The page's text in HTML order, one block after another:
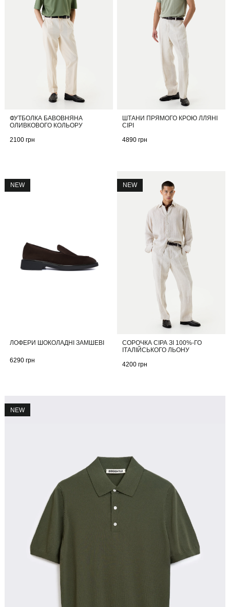
ФУТБОЛКА БАВОВНЯНА
ОЛИВКОВОГО КОЛЬОРУ
2100 грн
ШТАНИ ПРЯМОГО КРОЮ ЛЛЯНІ
СІРІ
4890 грн
ЛОФЕРИ ШОКОЛАДНІ ЗАМШЕВІ
6290 грн
NEW
СОРОЧКА СІРА ЗІ 100%-ГО
ІТАЛІЙСЬКОГО ЛЬОНУ
4200 грн
NEW
NEW